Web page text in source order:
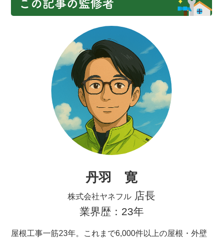
この記事の監修者
丹羽 寛
株式会社ヤネフル 店長
業界歴：23年
屋根工事一筋23年。これまで6,000件以上の屋根・外壁